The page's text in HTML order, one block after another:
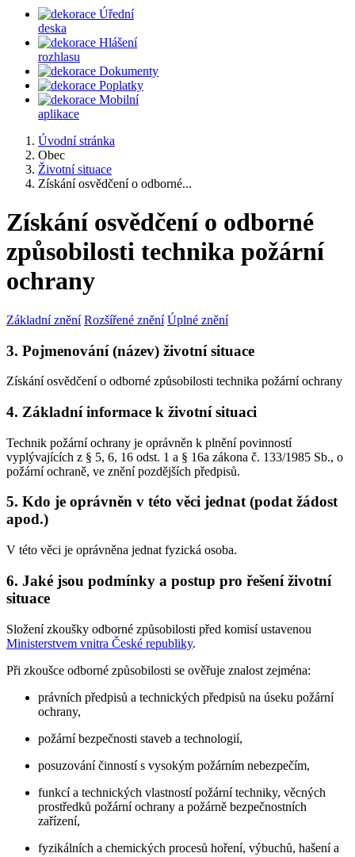
Úřední
deska
Hlášení
rozhlasu
Dokumenty
Poplatky
Mobilní
aplikace
Úvodní stránka
Obec
Životní situace
Získání osvědčení o odborné...
Získání osvědčení o odborné
způsobilosti technika požární
ochrany
Základní znění Rozšířené znění Úplné znění
3. Pojmenování (název) životní situace
Získání osvědčení o odborné způsobilosti technika požární ochrany
4. Základní informace k životní situaci
Technik požární ochrany je oprávněn k plnění povinností
vyplývajících z § 5, 6, 16 odst. 1 a § 16a zákona č. 133/1985 Sb., o
požární ochraně, ve znění pozdějších předpisů.
5. Kdo je oprávněn v této věci jednat (podat žádost
apod.)
V této věci je oprávněna jednat fyzická osoba.
6. Jaké jsou podmínky a postup pro řešení životní
situace
Složení zkoušky odborné způsobilosti před komisí ustavenou
Ministerstvem vnitra České republiky.
Při zkoušce odborné způsobilosti se ověřuje znalost zejména:
právních předpisů a technických předpisů na úseku požární
ochrany,
požární bezpečnosti staveb a technologií,
posuzování činností s vysokým požárním nebezpečím,
funkcí a technických vlastností požární techniky, věcných
prostředků požární ochrany a požárně bezpečnostních
zařízení,
fyzikálních a chemických procesů hoření, výbuchů, hašení a